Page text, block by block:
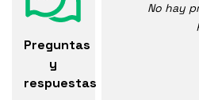
Preguntas
y
respuestas
No hay